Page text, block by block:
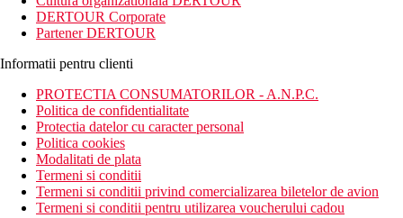
DERTOUR Corporate
Partener DERTOUR
Informatii pentru clienti
PROTECTIA CONSUMATORILOR - A.N.P.C.
Politica de confidentialitate
Protectia datelor cu caracter personal
Politica cookies
Modalitati de plata
Termeni si conditii
Termeni si conditii privind comercializarea biletelor de avion
Termeni si conditii pentru utilizarea voucherului cadou